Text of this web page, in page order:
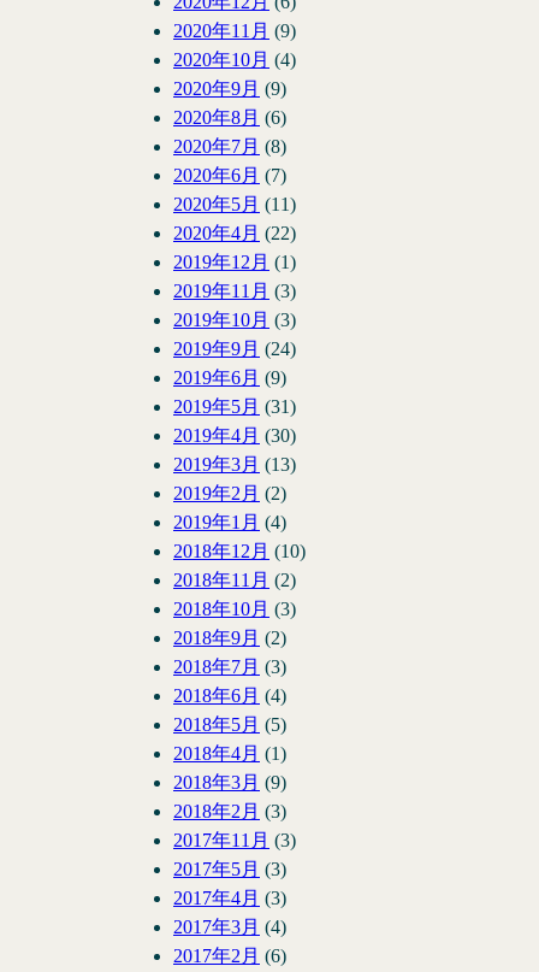
2020年11月 (9)
2020年10月 (4)
2020年9月 (9)
2020年8月 (6)
2020年7月 (8)
2020年6月 (7)
2020年5月 (11)
2020年4月 (22)
2019年12月 (1)
2019年11月 (3)
2019年10月 (3)
2019年9月 (24)
2019年6月 (9)
2019年5月 (31)
2019年4月 (30)
2019年3月 (13)
2019年2月 (2)
2019年1月 (4)
2018年12月 (10)
2018年11月 (2)
2018年10月 (3)
2018年9月 (2)
2018年7月 (3)
2018年6月 (4)
2018年5月 (5)
2018年4月 (1)
2018年3月 (9)
2018年2月 (3)
2017年11月 (3)
2017年5月 (3)
2017年4月 (3)
2017年3月 (4)
2017年2月 (6)